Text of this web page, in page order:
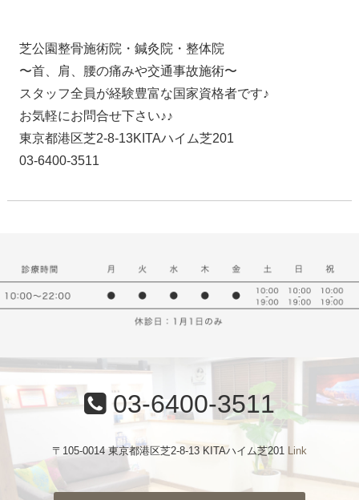
芝公園整骨施術院・鍼灸院・整体院
〜首、肩、腰の痛みや交通事故施術〜
スタッフ全員が経験豊富な国家資格者です♪
お気軽にお問合せ下さい♪♪
東京都港区芝2-8-13KITAハイム芝201
03-6400-3511
03-6400-3511
〒105-0014 東京都港区芝2-8-13 KITAハイム芝201 Link